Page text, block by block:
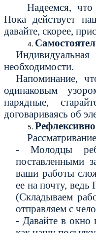
Надеемся,
Пока действует
давайте, скорее,
необходимости.
Напоминание,
одинаковым
нарядные,
договариваясь об
- Молодцы
поставленными
ваши работы
ее на почту, ведь
(Складываем
отправляем с
- Давайте в окно